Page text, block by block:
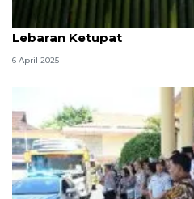
Warga keturunan Jaton
Lebaran Ketupat
6 April 2025